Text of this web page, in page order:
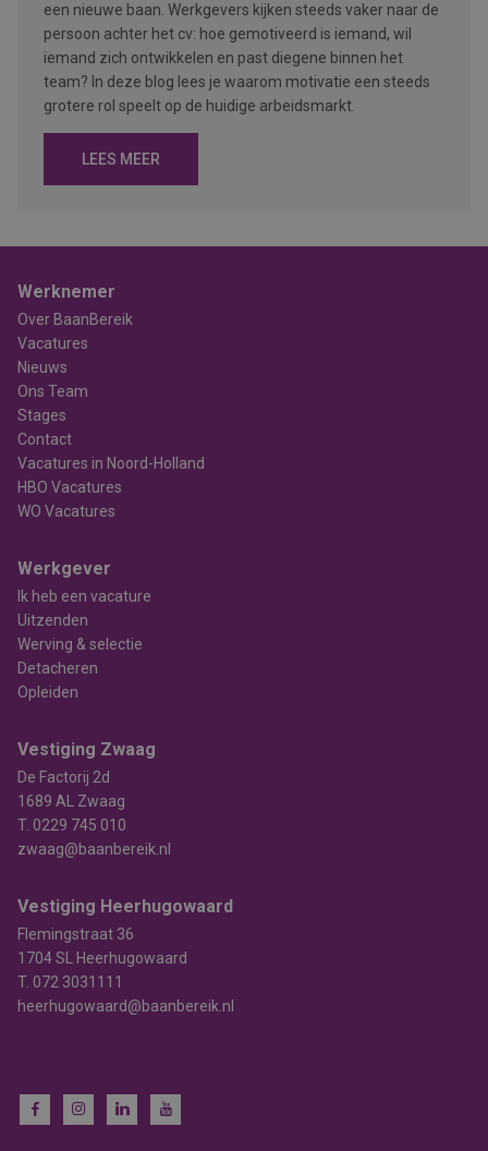
een nieuwe baan. Werkgevers kijken steeds vaker naar de
persoon achter het cv: hoe gemotiveerd is iemand, wil
iemand zich ontwikkelen en past diegene binnen het
team? In deze blog lees je waarom motivatie een steeds
grotere rol speelt op de huidige arbeidsmarkt.
LEES MEER
Werknemer
Over BaanBereik
Vacatures
Nieuws
Ons Team
Stages
Contact
Vacatures in Noord-Holland
HBO Vacatures
WO Vacatures
Werkgever
Ik heb een vacature
Uitzenden
Werving & selectie
Detacheren
Opleiden
Vestiging Zwaag
De Factorij 2d
1689 AL Zwaag
T. 0229 745 010
zwaag@baanbereik.nl
Vestiging Heerhugowaard
Flemingstraat 36
1704 SL Heerhugowaard
T. 072 3031111
heerhugowaard@baanbereik.nl